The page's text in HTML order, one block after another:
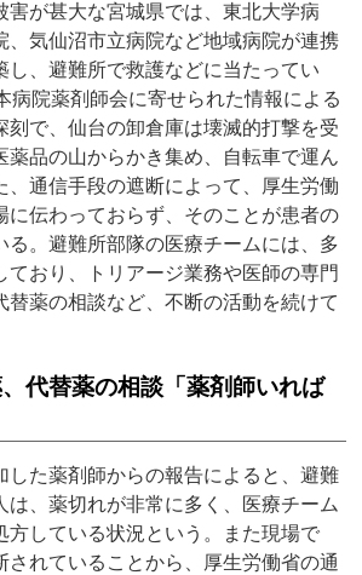
が甚大な宮城県では、東北大学病
、気仙沼市立病院など地域病院が連携
し、避難所で救護などに当たってい
病院薬剤師会に寄せられた情報による
刻で、仙台の卸倉庫は壊滅的打撃を受
薬品の山からかき集め、自転車で運ん
、通信手段の遮断によって、厚生労働
に伝わっておらず、そのことが患者の
る。避難所部隊の医療チームには、多
ており、トリアージ業務や医師の専門
替薬の相談など、不断の活動を続けて
代替薬の相談「薬剤師いれば
た薬剤師からの報告によると、避難
は、薬切れが非常に多く、医療チーム
方している状況という。また現場で
されていることから、厚生労働省の通